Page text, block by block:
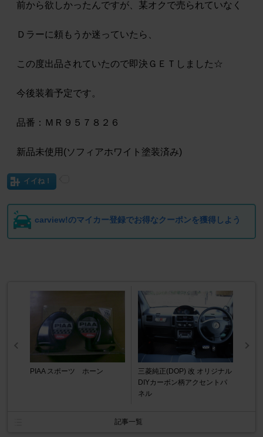
前から欲しかったんですが、某オクで売られていなく
Ｄラーに頼もうか迷っていたら、
この度出品されていたので即決ＧＥＴしました☆
今後装着予定です。
品番：ＭＲ９５７８２６
新品未使用(ソフィアホワイト塗装済み)
イイね！
carview!のマイカー登録でお得なクーポンを獲得しよう
PIAA スポーツ ホーン
三菱純正(DOP) 改 オリジナル
DIYカーボン柄アクセントパ
ネル
記事一覧